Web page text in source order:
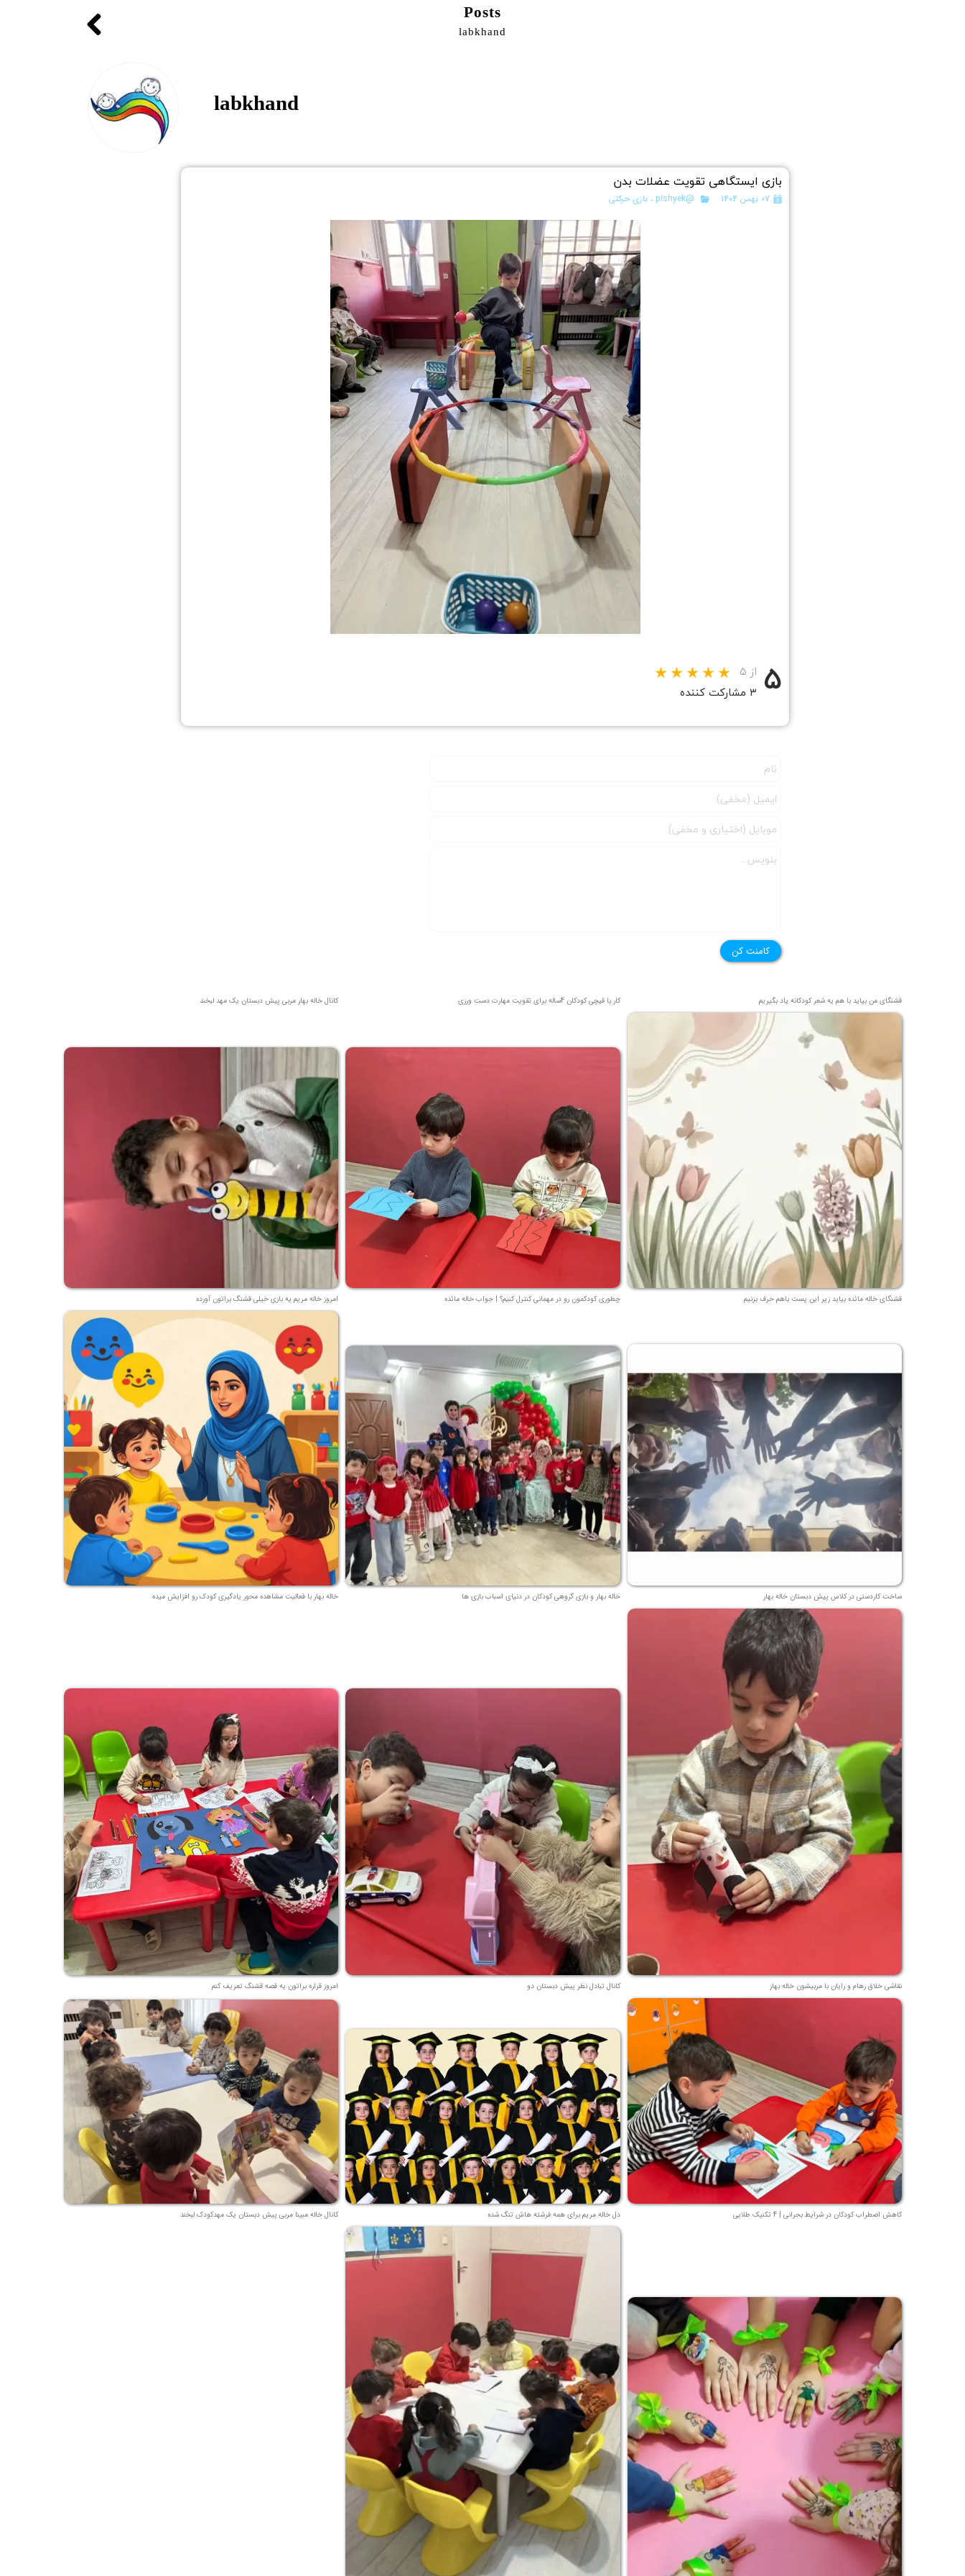
Posts
labkhand
labkhand
بازی ایستگاهی تقویت عضلات بدن
۰۷ بهمن ۱۴۰۴ @pishyek ، بازی حرکتی
۵ از ۵
۳ مشارکت کننده
کامنت کن
قشنگای من بيايد با هم یه شعر کودکانه ياد بگیریم کار با قیچی کودکان 4ساله برای تقویت مهارت دست ورزی کانال خاله بهار مربی پیش دبستان یک مهد لبخند
قشنگای خاله مائده بیاید زیر این پست باهم حرف بزنیم چطوری کودکمون رو در مهمانی کنترل کنیم؟ | جواب خاله مائده امروز خاله مریم یه بازی خیلی قشنگ براتون آورده
ساخت کاردستی در کلاس پیش دبستان خاله بهار خاله بهار و بازی گروهی کودکان در دنیای اسباب بازی ها خاله بهار با فعالیت مشاهده محور یادگیری کودک رو افزایش میده
نقاشی خلاق رهام و رایان با مربیشون خاله بهار کانال تبادل نظر پیش دبستان دو امروز قراره براتون یه قصه قشنگ تعریف کنم
کاهش اضطراب کودکان در شرایط بحرانی | 4 تکنیک طلایی دل خاله مریم برای همه فرشته هاش تنگ شده کانال خاله مبینا مربی پیش دبستان یک مهدکودک لبخند